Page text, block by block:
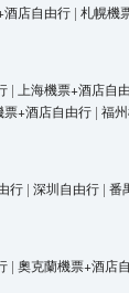
酒店自由行 | 札幌機
| 上海機票+酒店自
票+酒店自由行 | 福
行 | 深圳自由行 | 番
| 奧克蘭機票+酒店